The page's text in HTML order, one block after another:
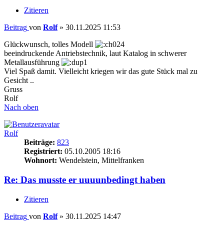
Zitieren
Beitrag von Rolf» 30.11.2025 11:53
Glückwunsch, tolles Modell
beeindruckende Antriebstechnik, laut Katalog in schwerer
Metallausführung
Viel Spaß damit. Vielleicht kriegen wir das gute Stück mal zu
Gesicht ..
Gruss
Rolf
Nach oben
Rolf
Beiträge: 823
Registriert: 05.10.2005 18:16
Wohnort: Wendelstein, Mittelfranken
Re: Das musste er uuuunbedingt haben
Zitieren
Beitrag von Rolf» 30.11.2025 14:47